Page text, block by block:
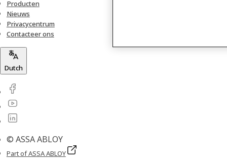
Producten
Nieuws
Privacycentrum
Contacteer ons
Dutch
© ASSA ABLOY
Part of ASSA ABLOY